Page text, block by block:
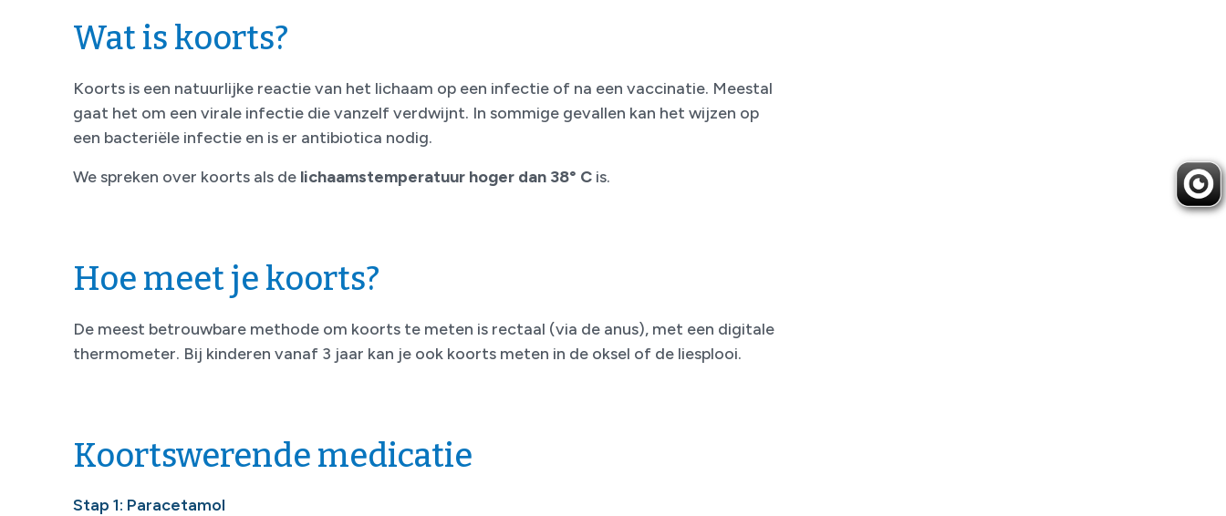
Wat is koorts?
Koorts is een natuurlijke reactie van het lichaam op een infectie of na een vaccinatie. Meestal
gaat het om een virale infectie die vanzelf verdwijnt. In sommige gevallen kan het wijzen op
een bacteriële infectie en is er antibiotica nodig.
We spreken over koorts als de lichaamstemperatuur hoger dan 38° C is.
Hoe meet je koorts?
De meest betrouwbare methode om koorts te meten is rectaal (via de anus), met een digitale
thermometer. Bij kinderen vanaf 3 jaar kan je ook koorts meten in de oksel of de liesplooi.
Koortswerende medicatie
Stap 1: Paracetamol